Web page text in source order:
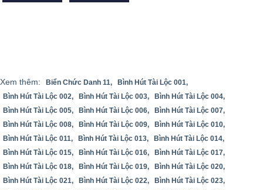
Xem thêm: Biển Chức Danh 11,
Bình Hút Tài Lộc 001,
Bình Hút Tài Lộc 002,
Bình Hút Tài Lộc 003,
Bình Hút Tài Lộc 004,
Bình Hút Tài Lộc 005,
Bình Hút Tài Lộc 006,
Bình Hút Tài Lộc 007,
Bình Hút Tài Lộc 008,
Bình Hút Tài Lộc 009,
Bình Hút Tài Lộc 010,
Bình Hút Tài Lộc 011,
Bình Hút Tài Lộc 013,
Bình Hút Tài Lộc 014,
Bình Hút Tài Lộc 015,
Bình Hút Tài Lộc 016,
Bình Hút Tài Lộc 017,
Bình Hút Tài Lộc 018,
Bình Hút Tài Lộc 019,
Bình Hút Tài Lộc 020,
Bình Hút Tài Lộc 021,
Bình Hút Tài Lộc 022,
Bình Hút Tài Lộc 023,